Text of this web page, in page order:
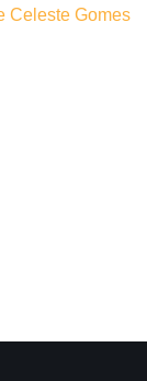
Celeste Gomes